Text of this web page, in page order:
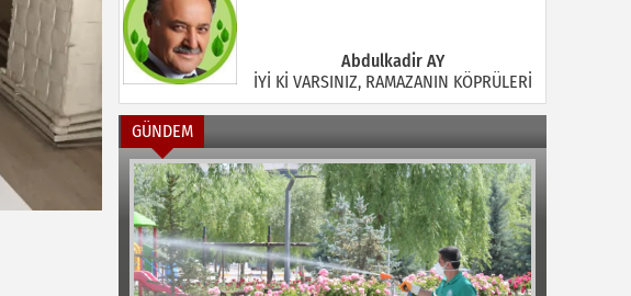
Abdulkadir AY
İYİ Kİ VARSINIZ, RAMAZANIN KÖPRÜLERİ
Halil MANUŞ
“BİR HIYAR ARANIYOR”
GÜNDEM